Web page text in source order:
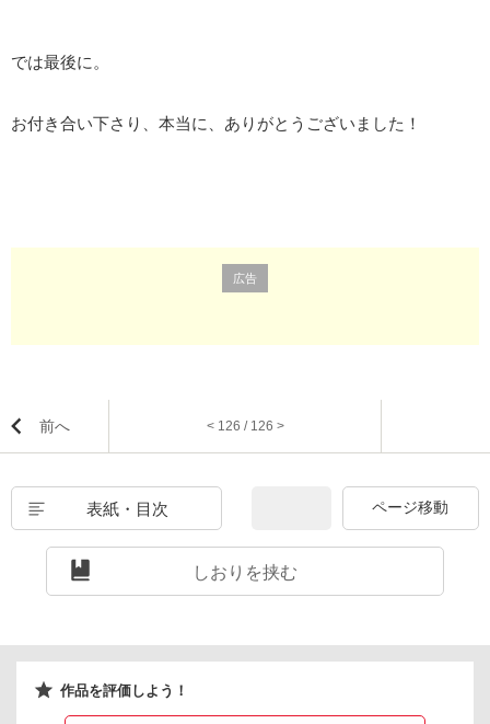
では最後に。
お付き合い下さり、本当に、ありがとうございました！
広告
前へ < 126 / 126 >
表紙・目次
しおりを挟む
作品を評価しよう！